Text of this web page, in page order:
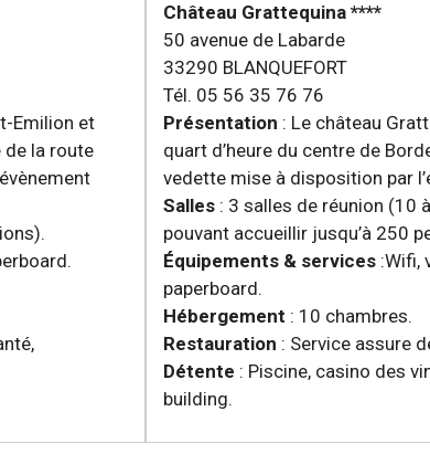
Emilion et
de la route
Château Grattequina ****
50 avenue de Labarde
33290 BLANQUEFORT
Tél. 05 56 35 76 76
Présentation : Le château
quart d’heure du centre de
vedette mise à disposition par
Salles : 3 salles de réunion (10
pouvant accueillir jusqu’à 250
Équipements & services :Wifi,
paperboard.
Hébergement : 10 chambres.
Restauration : Service assure
Détente : Piscine, casino des
building.